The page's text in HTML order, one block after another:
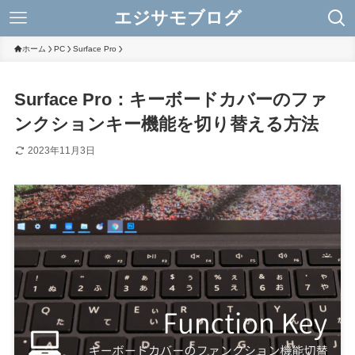
エジサモブログ
ホーム PC Surface Pro
Surface Pro：キーボードカバーのファ
ンクションキー機能を切り替える方法
2023年11月3日